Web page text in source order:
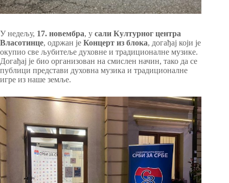
У недељу, 17. новембра, у сали Културног центра
Власотинце, одржан је Концерт из блока, догађај који је
окупио све љубитеље духовне и традиционалне музике.
Догађај је био организован на смислен начин, тако да се
публици представи духовна музика и традиционалне
игре из наше земље.